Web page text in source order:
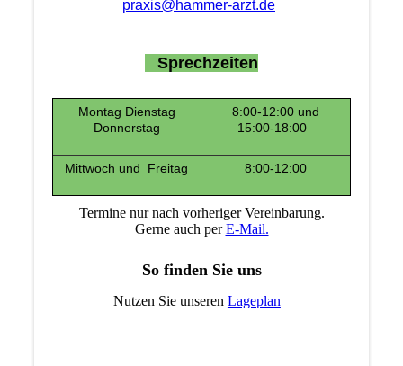
praxis@hammer-arzt.de
Sprechzeiten
Montag Dienstag
Donnerstag
8:00-12:00 und
15:00-18:00
Mittwoch und Freitag 8:00-12:00
Termine nur nach vorheriger Vereinbarung.
Gerne auch perE-Mail.
So finden Sie uns
Nutzen Sie unseren Lageplan